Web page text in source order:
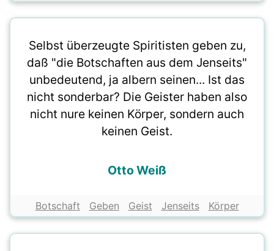
Selbst überzeugte Spiritisten geben zu,
daß "die Botschaften aus dem Jenseits"
unbedeutend, ja albern seinen... Ist das
nicht sonderbar? Die Geister haben also
nicht nure keinen Körper, sondern auch
keinen Geist.
Otto Weiß
Botschaft Geben Geist Jenseits Körper